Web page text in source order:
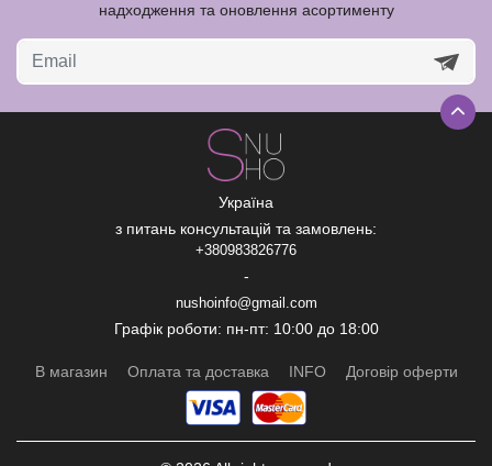
надходження та оновлення асортименту
Україна
з питань консультацій та замовлень:
+380983826776
-
nushoinfo@gmail.com
Графік роботи: пн-пт: 10:00 до 18:00
В магазин Оплата та доставка INFO Договір оферти